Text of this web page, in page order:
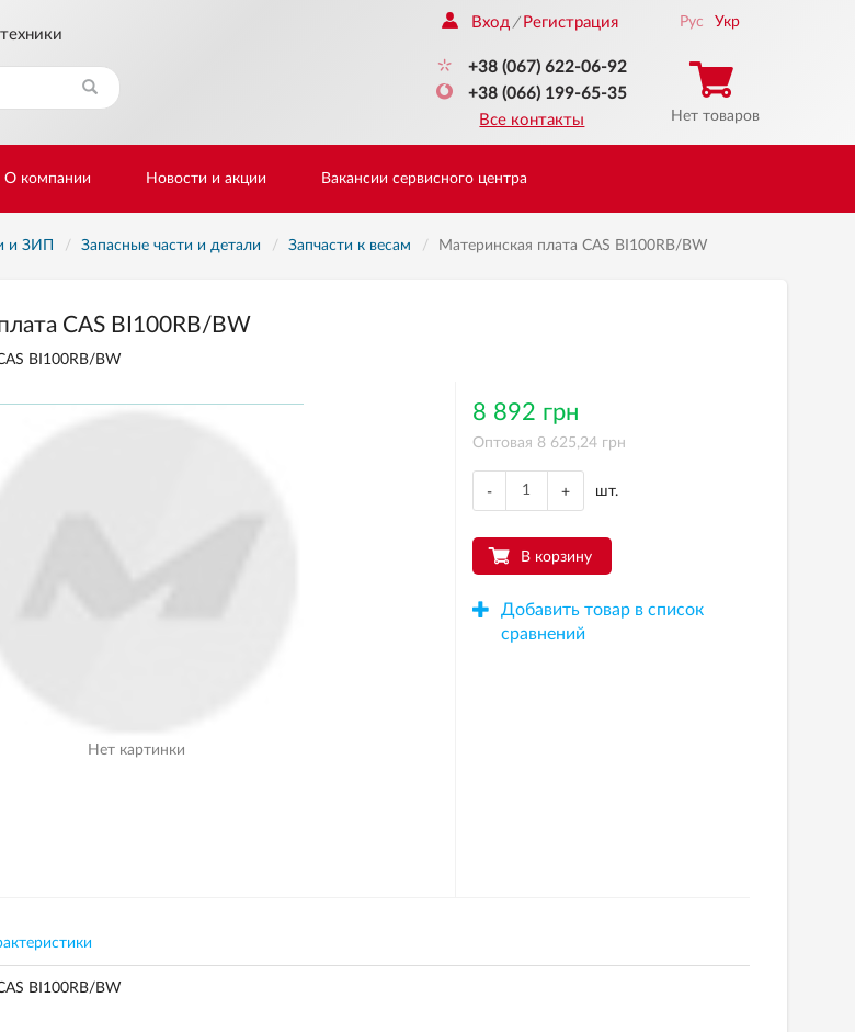
Вход / Регистрация
+38 (067) 622-06-92
+38 (066) 199-65-35
Все контакты
Рус Укр
Нет товаров
О компании Новости и акции Вакансии сервисного центра
и ЗИП Запасные части и детали Запчасти к весам Материнская плата CAS BI100RB/BW
CAS BI100RB/BW
BI100RB/BW
8 892 грн
Оптовая 8 625,24 грн
Нет картинки
- + шт.
В корзину
Добавить товар в список
сравнений
BI100RB/BW